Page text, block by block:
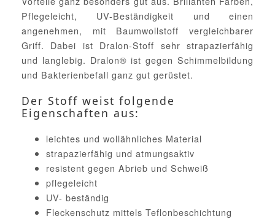
Pflegeleicht, UV-Beständigkeit und einen
angenehmen, mit Baumwollstoff vergleichbarer
Griff. Dabei ist Dralon-Stoff sehr strapazierfähig
und langlebig. Dralon® ist gegen Schimmelbildung
und Bakterienbefall ganz gut gerüstet.
Der Stoff weist folgende
Eigenschaften aus:
leichtes und wollähnliches Material
strapazierfähig und atmungsaktiv
resistent gegen Abrieb und Schweiß
pflegeleicht
UV- beständig
Fleckenschutz mittels Teflonbeschichtung